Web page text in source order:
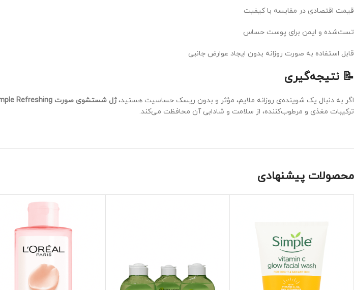
قیمت اقتصادی در مقایسه با کیفیت
تست‌شده و ایمن برای پوست حساس
قابل استفاده به صورت روزانه بدون ایجاد عوارض جانبی
📝 نتیجه‌گیری
اگر به دنبال یک شوینده‌ی روزانه ملایم، مؤثر و بدون ریسک حساسیت هستید،ژل شستشوی صورت Simple Refreshing
ترکیبات مغذی و مرطوب‌کننده، از سلامت و شادابی آن محافظت می‌کند.
محصولات پیشنهادی